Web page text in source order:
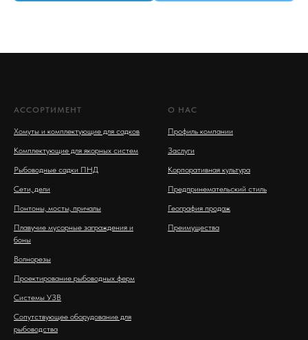
АССОРТИМЕНТ
Хомуты и комплектующие для садков
Комплектующие для якорных систем
Рыбоводные садки ПНД
Сети, дели
Понтоны, мосты, причалы
Плавучие мусорные заграждения и
боны
Волнорезы
Проектирование рыбоводных ферм
Системы УЗВ
Сопутствующее оборудование для
рыбоводства
О НАС
Профиль компании
Заслуги
Корпоративная культура
Предпринемательский стиль
География продаж
Преимущества